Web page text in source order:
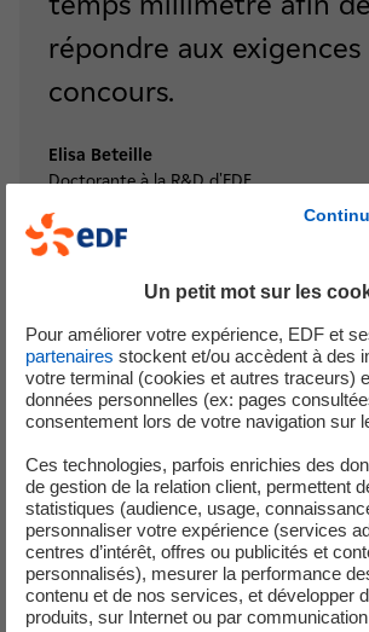
répondre aux exigences
concours.​​​​​​​
Elisa Beteille
Doctorante à la R&D d'EDF
​​​​​​​De plus, ce travail
approfondi m’a permis
mon sujet de thèse sous
différent et de prendre
sur mes travaux. Cet
Un petit mot sur les
Pour améliorer votre expérience, EDF et
partenaires stockent et/ou accèdent à des
votre terminal (cookies et autres traceurs)
données personnelles (ex: pages
consentement lors de votre navigation sur
Ces technologies, parfois enrichies des
de gestion de la relation client, permettent
statistiques (audience, usage,
personnaliser votre expérience (services
centres d’intérêt, offres ou publicités et
personnalisés), mesurer la performance
contenu et de nos services, et développer
produits, sur Internet ou par